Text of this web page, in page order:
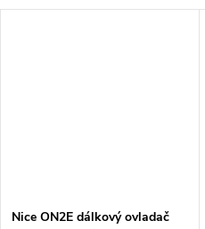
Nice ON2E dálkový ovladač